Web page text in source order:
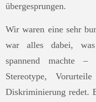
übergesprungen.
Wir waren eine sehr
war alles dabei,
spannend machte –
Stereotype,
Diskriminierung redet.